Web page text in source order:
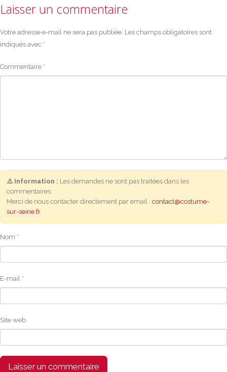
Laisser un commentaire
Votre adresse e-mail ne sera pas publiée. Les champs obligatoires sont
indiqués avec *
Commentaire *
⚠️ Information : Les demandes ne sont pas traitées dans les
commentaires.
Merci de nous contacter directement par email : contact@costume-
sur-seine.fr.
Nom *
E-mail *
Site web